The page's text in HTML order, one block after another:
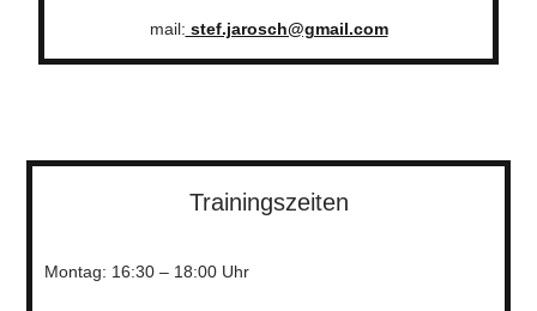
mail: stef.jarosch@gmail.com
Trainingszeiten
Montag: 16:30 – 18:00 Uhr